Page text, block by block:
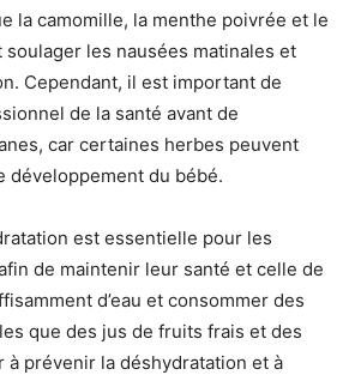
la camomille, la menthe poivrée et le
les nausées matinales et
Cependant, il est important de
de la santé avant de
car certaines herbes peuvent
développement du bébé.
est essentielle pour les
de maintenir leur santé et celle de
d’eau et consommer des
que des jus de fruits frais et des
à prévenir la déshydratation et à